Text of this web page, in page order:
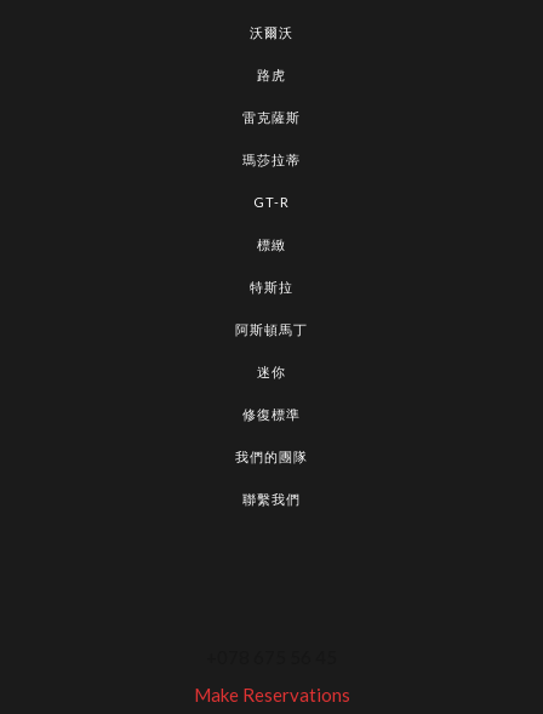
沃爾沃
路虎
雷克薩斯
瑪莎拉蒂
GT-R
標緻
特斯拉
阿斯頓馬丁
迷你
修復標準
我們的團隊
聯繫我們
Make Reservations